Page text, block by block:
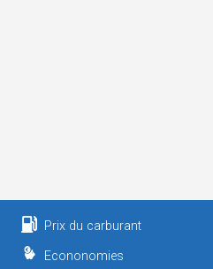
Prix du carburant
Econonomies